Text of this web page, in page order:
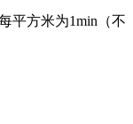
平方米为1min（不